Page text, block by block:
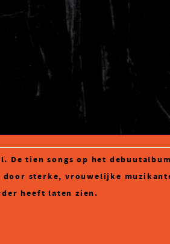
De tien songs op het
sterke, vrouwelijke
heeft laten zien.